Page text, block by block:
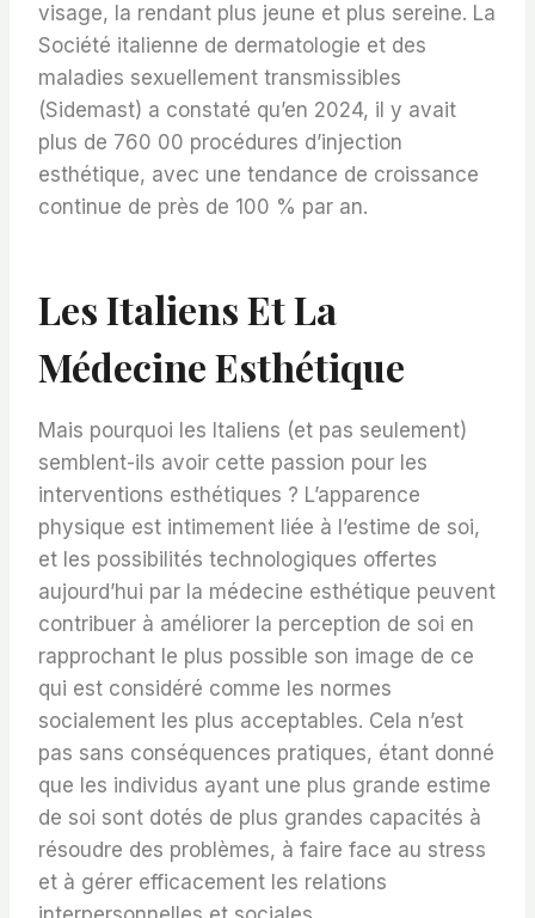
visage, la rendant plus jeune et plus sereine. La
Société italienne de dermatologie et des
maladies sexuellement transmissibles
(Sidemast) a constaté qu’en 2024, il y avait
plus de 760 00 procédures d’injection
esthétique, avec une tendance de croissance
continue de près de 100 % par an.
Les Italiens Et La
Médecine Esthétique
Mais pourquoi les Italiens (et pas seulement)
semblent-ils avoir cette passion pour les
interventions esthétiques ? L’apparence
physique est intimement liée à l’estime de soi,
et les possibilités technologiques offertes
aujourd’hui par la médecine esthétique peuvent
contribuer à améliorer la perception de soi en
rapprochant le plus possible son image de ce
qui est considéré comme les normes
socialement les plus acceptables. Cela n’est
pas sans conséquences pratiques, étant donné
que les individus ayant une plus grande estime
de soi sont dotés de plus grandes capacités à
résoudre des problèmes, à faire face au stress
et à gérer efficacement les relations